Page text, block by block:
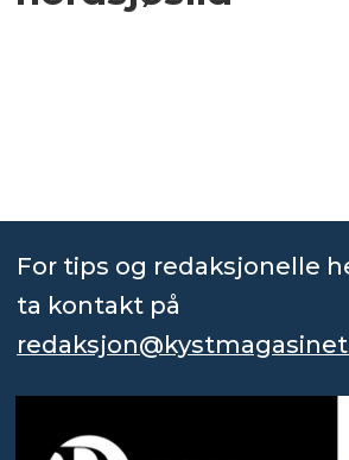
For tips og redaksjonelle
ta kontakt på